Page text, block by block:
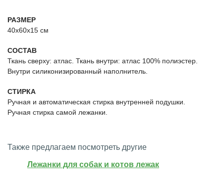
РАЗМЕР
40х60х15 см
СОСТАВ
Ткань сверху: атлас. Ткань внутри: атлас 100% полиэстер.
Внутри силиконизированный наполнитель.
СТИРКА
Ручная и автоматическая стирка внутренней подушки.
Ручная стирка самой лежанки.
Также предлагаем посмотреть другие
Лежанки для собак и котов лежак